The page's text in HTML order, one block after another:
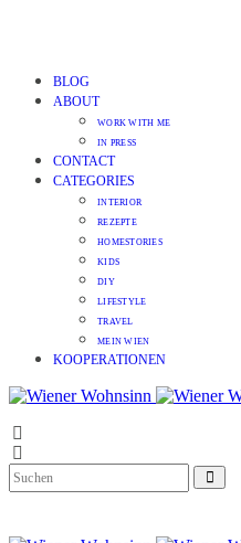
BLOG
ABOUT
WORK WITH ME
IN PRESS
CONTACT
CATEGORIES
INTERIOR
REZEPTE
HOMESTORIES
KIDS
DIY
LIFESTYLE
TRAVEL
MEIN WIEN
KOOPERATIONEN